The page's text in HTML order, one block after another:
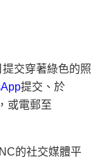
交穿著綠色的照
提交、於
或電郵至
的社交媒體平